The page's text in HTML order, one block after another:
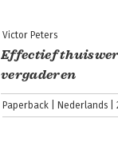
Victor Peters
Effectief
vergaderen
Paperback Nederlands